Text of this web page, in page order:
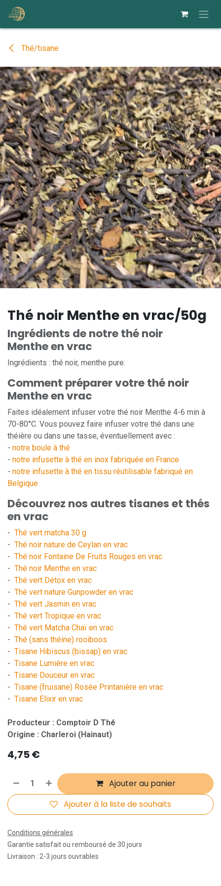
Se rendre au contenu
Thé/tisane
Thé noir Menthe en vrac/50g
Ingrédients de notre thé noir
Menthe en vrac
Ingrédients : thé noir, menthe pure.
Comment préparer votre thé noir
Menthe en vrac
Faites idéalement infuser votre thé noir Menthe 4-6 min à
70-80°C. Vous pouvez faire infuser votre thé dans une
théière ou dans une tasse, éventuellement avec :
- notre boule à thé
- notre infusette à thé en inox fabriquée en France
- notre infusette à thé en tissu réutilisable fabriqué en
Belgique
Découvrez nos autres tisanes et thés
en vrac
- Thé vert matcha 30 g
- Thé noir nature de Ceylan en vrac
- Thé noir Fontaine De Fruits Rouges en vrac
- Thé noir Menthe en vrac
- Thé vert Détox en vrac
- Thé vert nature Gunpowder en vrac
- Thé vert Jasmin en vrac
- Thé vert Tropique en vrac
- Thé vert Matcha Chaï en vrac
- Thé (sans théine) rooiboos
- Tisane Hibiscus (bissap) en vrac
- Tisane Lumière en vrac
- Tisane Douceur en vrac
- Tisane (fruisane) Rosée Printanière en vrac
- Tisane Elixir en vrac
Producteur : Comptoir D Thé
Origine : Charleroi (Hainaut)
4,75€
Ajouter au panier
Ajouter à la liste de souhaits
Conditions générales
Garantie satisfait ou remboursé de 30 jours
Livraison : 2-3 jours ouvrables